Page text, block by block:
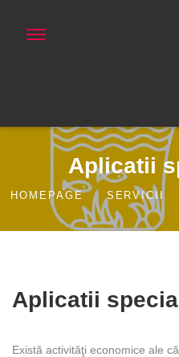
Aplicatii
HOMEPAGE SERVICII
Aplicatii
Există activităţi economice ale